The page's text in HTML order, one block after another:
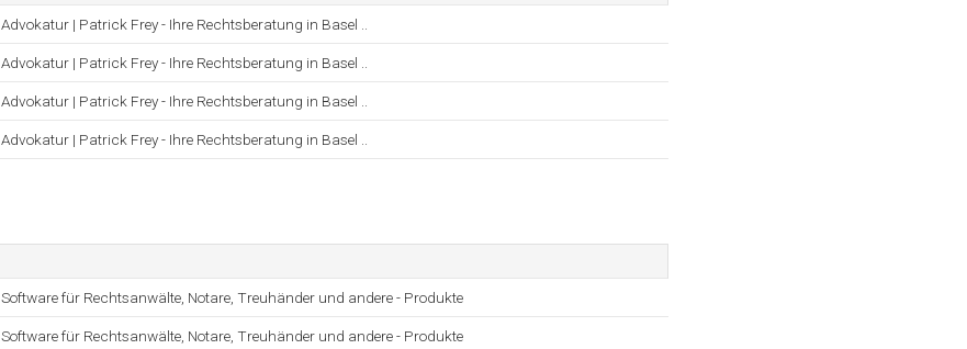
Advokatur | Patrick Frey - Ihre Rechtsberatung in Basel ..
Advokatur | Patrick Frey - Ihre Rechtsberatung in Basel ..
Advokatur | Patrick Frey - Ihre Rechtsberatung in Basel ..
Advokatur | Patrick Frey - Ihre Rechtsberatung in Basel ..
Software für Rechtsanwälte, Notare, Treuhänder und andere - Produkte
Software für Rechtsanwälte, Notare, Treuhänder und andere - Produkte